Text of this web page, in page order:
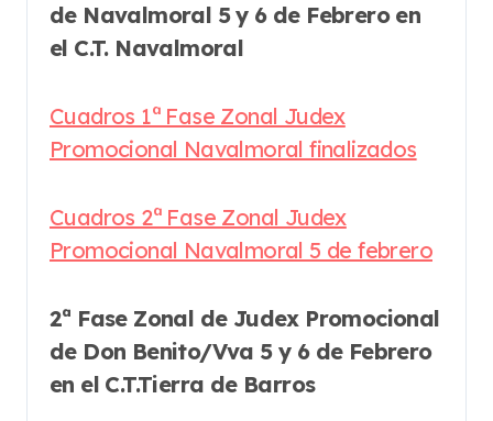
de Navalmoral 5 y 6 de Febrero en
el C.T. Navalmoral
Cuadros 1ª Fase Zonal Judex
Promocional Navalmoral finalizados
Cuadros 2ª Fase Zonal Judex
Promocional Navalmoral 5 de febrero
2ª Fase Zonal de Judex Promocional
de Don Benito/Vva 5 y 6 de Febrero
en el C.T.Tierra de Barros